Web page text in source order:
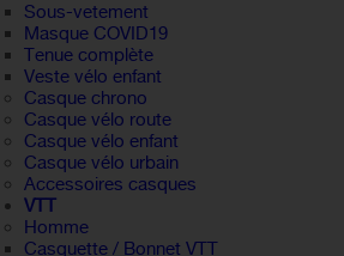
Sous-vetement
Masque COVID19
Tenue complète
Veste vélo enfant
Casque chrono
Casque vélo route
Casque vélo enfant
Casque vélo urbain
Accessoires casques
VTT
Homme
Casquette / Bonnet VTT